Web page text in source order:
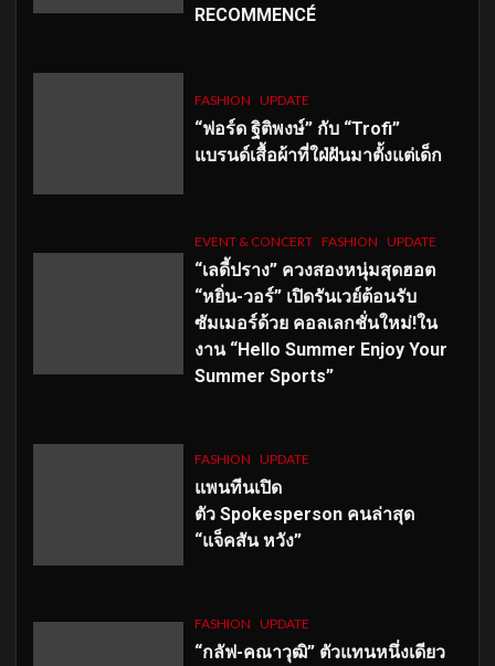
RECOMMENCÉ
FASHION UPDATE
“ฟอร์ด ฐิติพงษ์” กับ “Trofi”
แบรนด์เสื้อผ้าที่ใฝ่ฝันมาตั้งแต่เด็ก
EVENT & CONCERT FASHION UPDATE
“เลดี้ปราง” ควงสองหนุ่มสุดฮอต
“หยิ่น-วอร์” เปิดรันเวย์ต้อนรับ
ซัมเมอร์ด้วย คอลเลกชั่นใหม่!ใน
งาน “Hello Summer Enjoy Your
Summer Sports”
FASHION UPDATE
แพนทีนเปิด
ตัว Spokesperson คนล่าสุด
“แจ็คสัน หวัง”
FASHION UPDATE
“กลัฟ-คณาวุฒิ” ตัวแทนหนึ่งเดียว